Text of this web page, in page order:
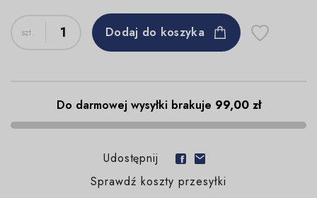
Dodaj do koszyka
Do darmowej wysyłki brakuje 99,00 zł
Udostępnij
Sprawdź koszty przesyłki